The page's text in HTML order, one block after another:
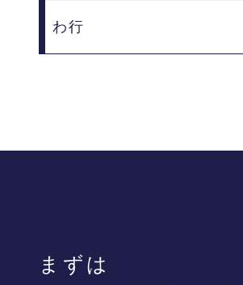
宮城郡七ヶ浜町
本吉郡南三陸町
わ行
まずは